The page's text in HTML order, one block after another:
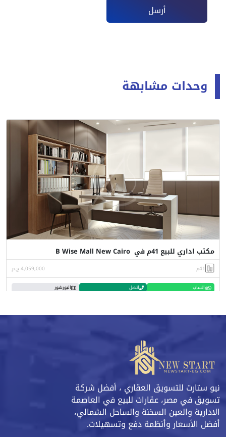
أرسل
وحدات مشابهة
مكتب اداري للبيع 41م في B Wise Mall New Cairo
41م 4,059,000 ج.م
واتساب اتصل البورشور
نيو ستارت للتسويق العقاري ، أفضل شركة
تسويق في مصر، عقارات للبيع في العاصمة
الادارية والعين السخنة والساحل الشمالي،
أفضل الأسعار وأنظمة دفع وتسهيلات.